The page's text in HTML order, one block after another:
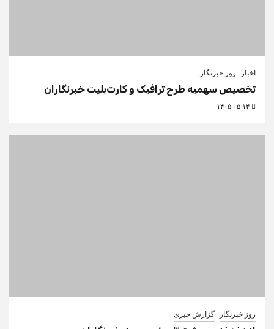
اخبار روز خبرنگار
تخصیص سهمیه طرح ترافیک و کارت‌بلیت خبرنگاران
روز خبرنگار گزارش خبری